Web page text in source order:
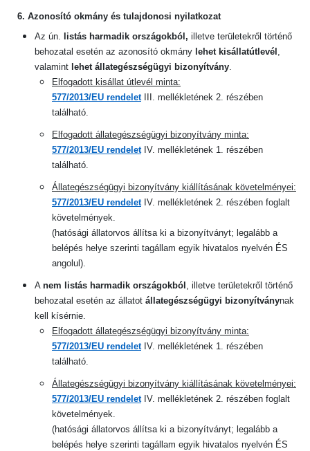
6. Azonosító okmány és tulajdonosi nyilatkozat
Az ún.
listás harmadik országokból, illetve területekről történő
behozatal esetén az azonosító okmány lehet kisállatútlevél ,
valamint lehet állategészségügyi bizonyítvány.
Elfogadott kisállat útlevél minta:
577/2013/EU rendeletIII. mellékletének 2. részében
található.
Elfogadott állategészségügyi bizonyítvány minta:
577/2013/EU rendelet IV. mellékletének 1. részében
található.
Állategészségügyi bizonyítvány kiállításának követelményei:
577/2013/EU rendelet IV. mellékletének 2. részében foglalt
követelmények.
(hatósági állatorvos állítsa ki a bizonyítványt; legalább a
belépés helye szerinti tagállam egyik hivatalos nyelvén ÉS
angolul).
A nem listás harmadik országokból , illetve területekről történő
behozatal esetén az állatot állategészségügyi bizonyítványnak
kell kísérnie.
Elfogadott állategészségügyi bizonyítvány minta:
577/2013/EU rendelet IV. mellékletének 1. részében
található.
Állategészségügyi bizonyítvány kiállításának követelményei:
577/2013/EU rendelet IV. mellékletének 2. részében foglalt
követelmények.
(hatósági állatorvos állítsa ki a bizonyítványt; legalább a
belépés helye szerinti tagállam egyik hivatalos nyelvén ÉS